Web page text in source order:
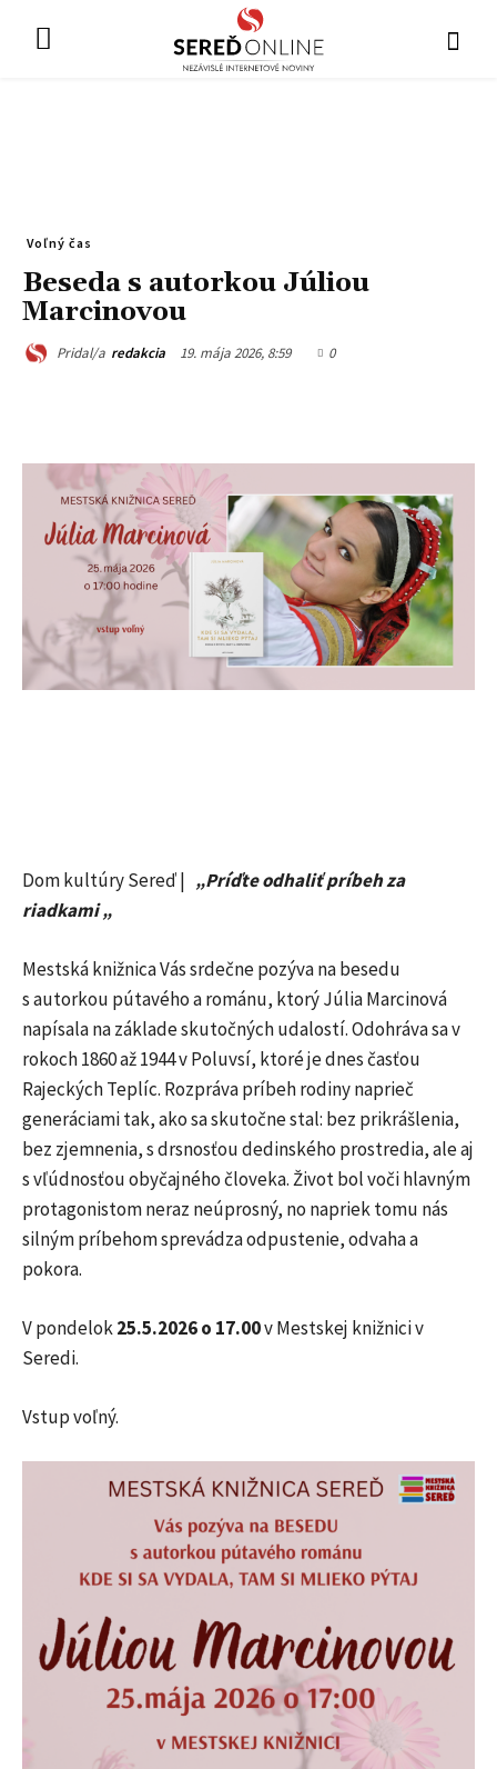
Voľný čas
Beseda s autorkou Júliou
Marcinovou
Pridal/a redakcia 19. mája 2026, 8:59 0
Dom kultúry Sereď | „Príďte odhaliť príbeh za
riadkami „
Mestská knižnica Vás srdečne pozýva na besedu
s autorkou pútavého a románu, ktorý Júlia Marcinová
napísala na základe skutočných udalostí. Odohráva sa v
rokoch 1860 až 1944 v Poluvsí, ktoré je dnes časťou
Rajeckých Teplíc. Rozpráva príbeh rodiny naprieč
generáciami tak, ako sa skutočne stal: bez prikrášlenia,
bez zjemnenia, s drsnosťou dedinského prostredia, ale aj
s vľúdnosťou obyčajného človeka. Život bol voči hlavným
protagonistom neraz neúprosný, no napriek tomu nás
silným príbehom sprevádza odpustenie, odvaha a
pokora.
V pondelok25.5.2026 o 17.00v Mestskej knižnici v
Seredi.
Vstup voľný.